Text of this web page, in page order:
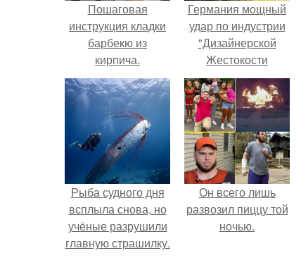
Пошаговая
инструкция кладки
барбекю из
кирпича.
Германия мощный
удар по индустрии
"Дизайнерской
Жестокости
нанесла".
Рыба судного дня
всплыла снова, но
учёные разрушили
главную страшилку.
Он всего лишь
развозил пиццу той
ночью.